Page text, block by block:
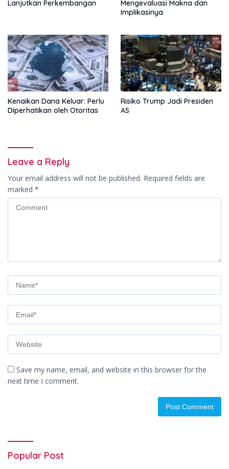
Lanjutkan Perkembangan
Mengevaluasi Makna dan
Implikasinya
Kenaikan Dana Keluar: Perlu
Diperhatikan oleh Otoritas
Risiko Trump Jadi Presiden
AS
Leave a Reply
Your email address will not be published. Required fields are
marked *
Save my name, email, and website in this browser for the
next time I comment.
Popular Post